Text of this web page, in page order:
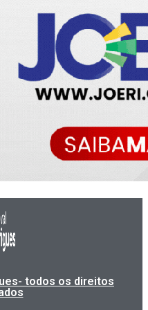
todos os direitos